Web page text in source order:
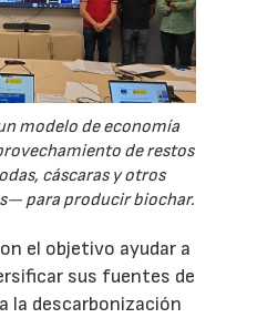
modelo de economía
de restos
cáscaras y otros
para producir biochar.
el objetivo ayudar a
sus fuentes de
la descarbonización